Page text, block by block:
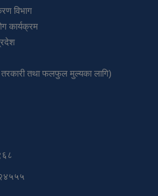
विभाग
कार्यक्रम
तथा फलफुल मुल्यका लागि)